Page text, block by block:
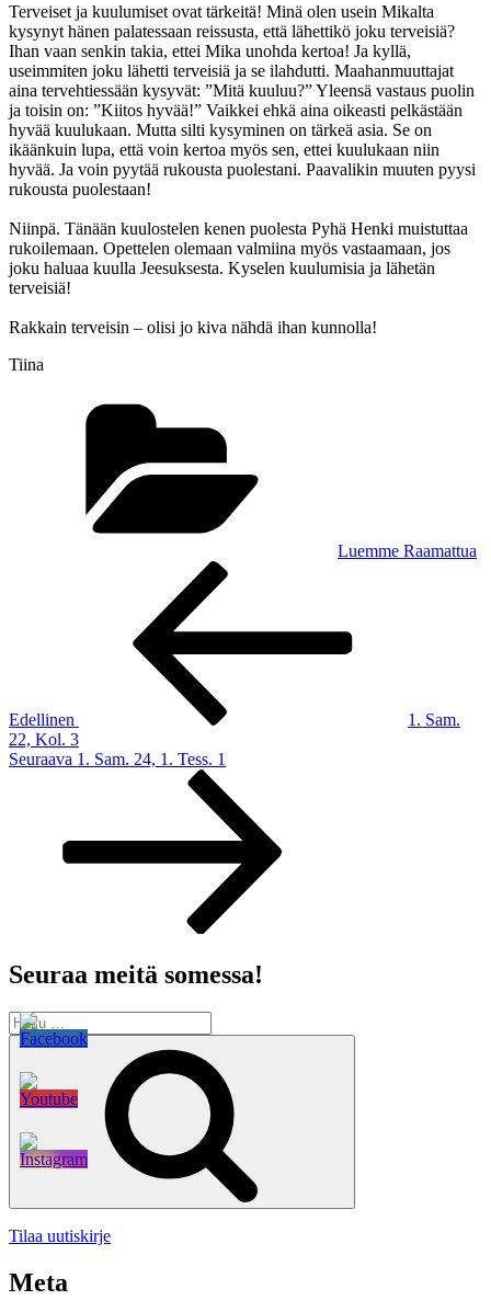
Terveiset ja kuulumiset ovat tärkeitä! Minä olen usein Mikalta
kysynyt hänen palatessaan reissusta, että lähettikö joku terveisiä?
Ihan vaan senkin takia, ettei Mika unohda kertoa! Ja kyllä,
useimmiten joku lähetti terveisiä ja se ilahdutti. Maahanmuuttajat
aina tervehtiessään kysyvät: ”Mitä kuuluu?” Yleensä vastaus puolin
ja toisin on: ”Kiitos hyvää!” Vaikkei ehkä aina oikeasti pelkästään
hyvää kuulukaan. Mutta silti kysyminen on tärkeä asia. Se on
ikäänkuin lupa, että voin kertoa myös sen, ettei kuulukaan niin
hyvää. Ja voin pyytää rukousta puolestani. Paavalikin muuten pyysi
rukousta puolestaan!
Niinpä. Tänään kuulostelen kenen puolesta Pyhä Henki muistuttaa
rukoilemaan. Opettelen olemaan valmiina myös vastaamaan, jos
joku haluaa kuulla Jeesuksesta. Kyselen kuulumisia ja lähetän
terveisiä!
Rakkain terveisin – olisi jo kiva nähdä ihan kunnolla!
Tiina
Luemme Raamattua
Edellinen
1. Sam.
22, Kol. 3
Seuraava
Seuraava 1. Sam. 24, 1. Tess. 1
Seuraa meitä somessa!
Etsi:
Tilaa uutiskirje
Meta